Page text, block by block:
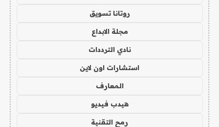
روتانا تسويق
مجلة الابداع
نادي الترددات
استشارات اون لاين
المعارف
هيدب فيديو
رمح التقنية